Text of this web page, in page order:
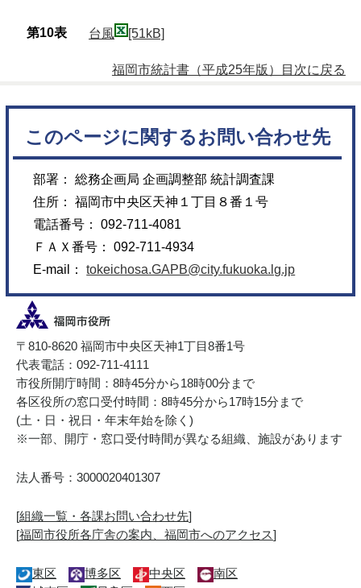
第10表 台風 [51kB]
福岡市統計書（平成25年版）目次に戻る
このページに関するお問い合わせ先
部署： 総務企画局 企画調整部 統計調査課
住所： 福岡市中央区天神１丁目８番１号
電話番号： 092-711-4081
ＦＡＸ番号： 092-711-4934
E-mail：tokeichosa.GAPB@city.fukuoka.lg.jp
〒810-8620 福岡市中央区天神1丁目8番1号
代表電話：092-711-4111
市役所開庁時間：8時45分から18時00分まで
各区役所の窓口受付時間：8時45分から17時15分まで
(土・日・祝日・年末年始を除く)
※一部、開庁・窓口受付時間が異なる組織、施設があります
法人番号：3000020401307
[組織一覧・各課お問い合わせ先]
[福岡市役所各庁舎の案内、福岡市へのアクセス]
東区 博多区 中央区
南区